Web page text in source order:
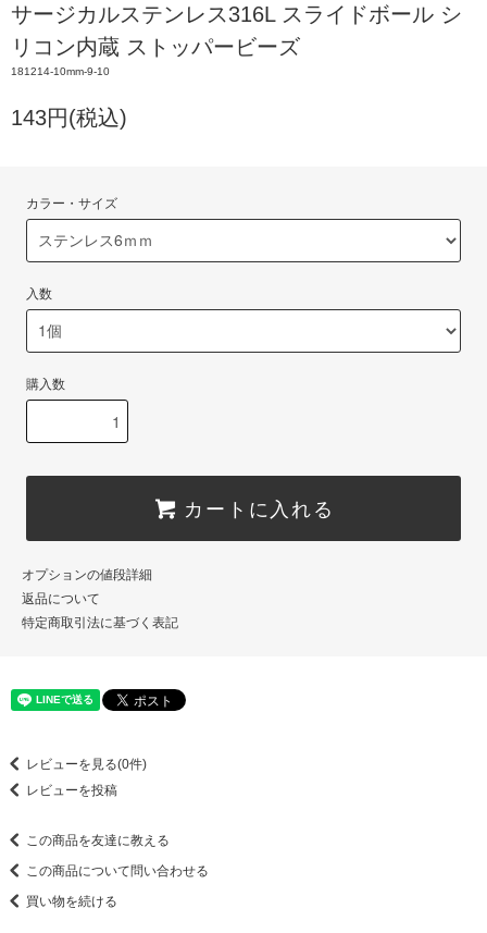
サージカルステンレス316L スライドボール シ
リコン内蔵 ストッパービーズ
181214-10mm-9-10
143円(税込)
カラー・サイズ
入数
購入数
カートに入れる
オプションの値段詳細
返品について
特定商取引法に基づく表記
レビューを見る(0件)
レビューを投稿
この商品を友達に教える
この商品について問い合わせる
買い物を続ける